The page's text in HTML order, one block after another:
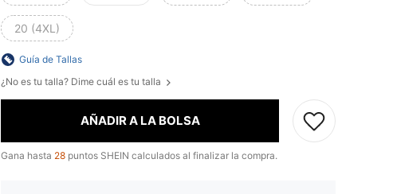
20 (4XL)
Guía de Tallas
¿No es tu talla? Dime cuál es tu talla
AÑADIR A LA BOLSA
Gana hasta 28 puntos SHEIN calculados al finalizar la compra.